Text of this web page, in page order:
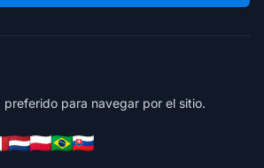
preferido para navegar por el sitio.